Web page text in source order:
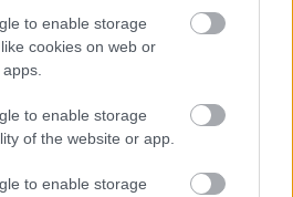
to enable storage
cookies on web or
to enable storage
of the website or app.
to enable storage